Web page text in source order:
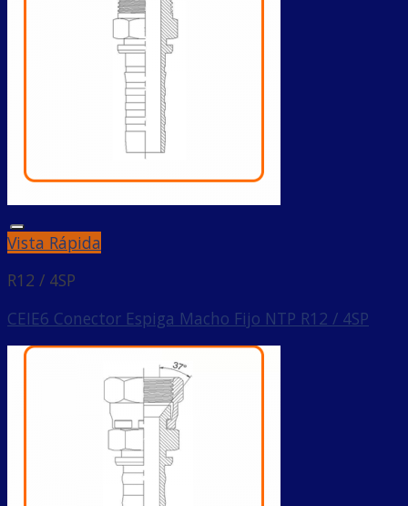
Vista Rápida
R12 / 4SP
CEIE6 Conector Espiga Macho Fijo NTP R12 / 4SP